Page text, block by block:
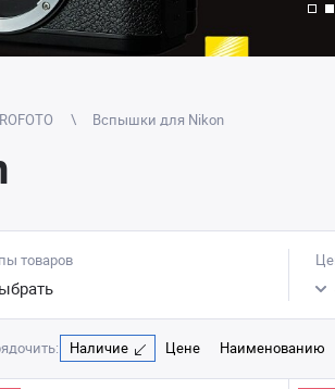
Вспышки для Nikon
товаров
Наличие Цене Наименованию